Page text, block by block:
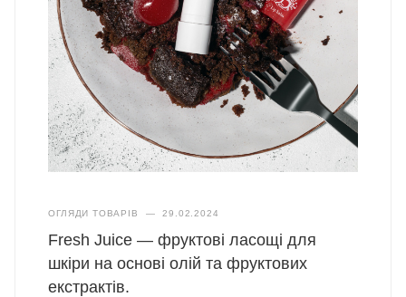
ОГЛЯДИ ТОВАРІВ — 29.02.2024
Fresh Juice — фруктові ласощі для
шкіри на основі олій та фруктових
екстрактів.